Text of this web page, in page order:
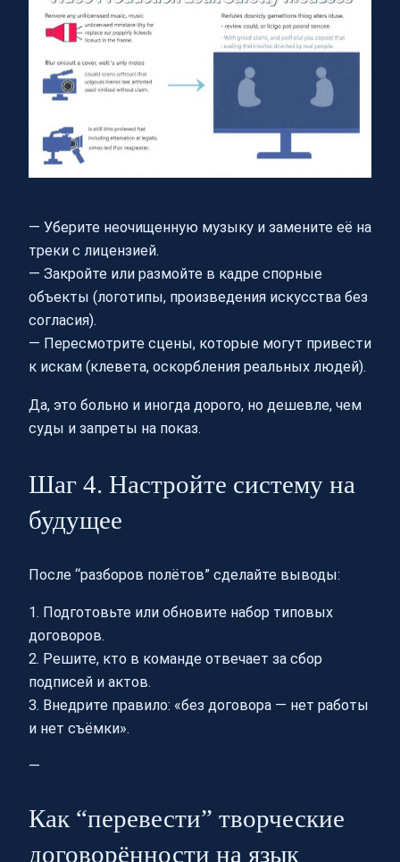
— Уберите неочищенную музыку и замените её на
треки с лицензией.
— Закройте или размойте в кадре спорные
объекты (логотипы, произведения искусства без
согласия).
— Пересмотрите сцены, которые могут привести
к искам (клевета, оскорбления реальных людей).
Да, это больно и иногда дорого, но дешевле, чем
суды и запреты на показ.
Шаг 4. Настройте систему на
будущее
После “разборов полётов” сделайте выводы:
1. Подготовьте или обновите набор типовых
договоров.
2. Решите, кто в команде отвечает за сбор
подписей и актов.
3. Внедрите правило: «без договора — нет работы
и нет съёмки».
—
Как “перевести” творческие
договорённости на язык